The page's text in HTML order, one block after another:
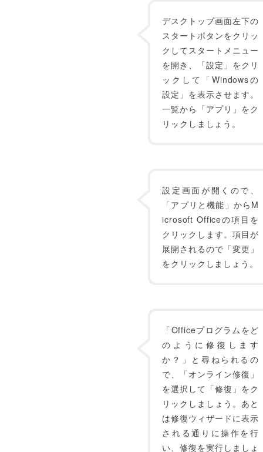
デスクトップ画面左下の
スタートボタンをクリッ
クしてスタートメニュー
を開き、「設定」をクリ
ックして「Windowsの
設定」を表示させます。
一覧から「アプリ」をク
リックしましょう。
設定画面が開くので、
「アプリと機能」からM
icrosoft Officeの項目を
クリックします。項目が
展開されるので「変更」
をクリックしましょう。
「Officeプログラムをど
のように修復します
か？」と尋ねられるの
で、「オンライン修復」
を選択して「修復」をク
リックしましょう。あと
は修復ウィザードに表示
される通りに操作を行
い、修復を実行しましょ